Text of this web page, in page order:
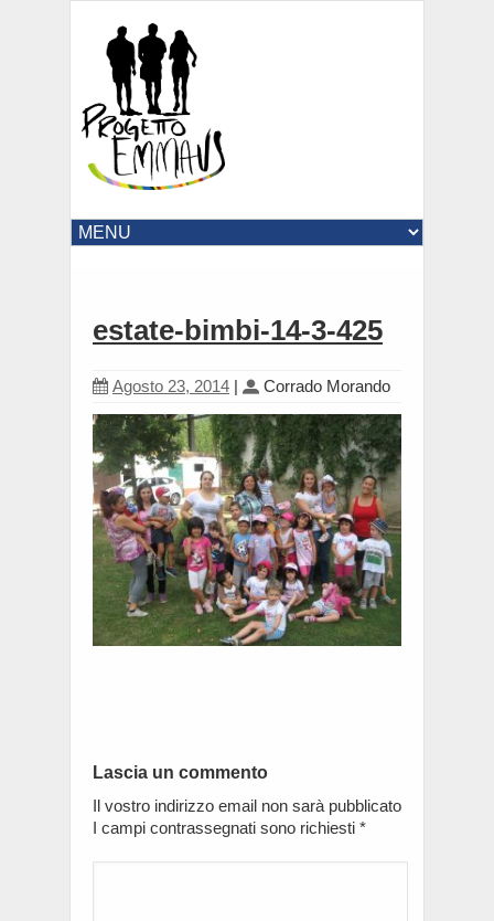
estate-bimbi-14-3-425
Agosto 23, 2014 | Corrado Morando
Lascia un commento
Il vostro indirizzo email non sarà pubblicato
I campi contrassegnati sono richiesti *